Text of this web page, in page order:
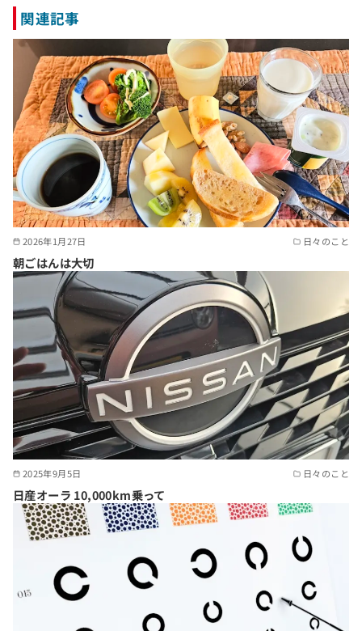
関連記事
2026年1月27日 日々のこと
朝ごはんは大切
2025年9月5日 日々のこと
日産オーラ 10,000km乗って